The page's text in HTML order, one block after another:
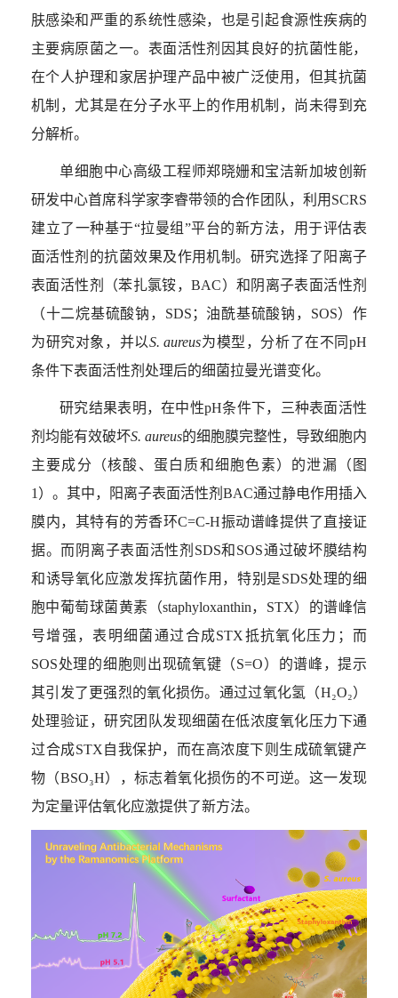
肤感染和严重的系统性感染，也是引起食源性疾病的
主要病原菌之一。表面活性剂因其良好的抗菌性能，
在个人护理和家居护理产品中被广泛使用，但其抗菌
机制，尤其是在分子水平上的作用机制，尚未得到充
分解析。
单细胞中心高级工程师郑晓姗和宝洁新加坡创新
研发中心首席科学家李睿带领的合作团队，利用 SCRS
建立了一种基于“拉曼组”平台的新方法，用于评估表
面活性剂的抗菌效果及作用机制。研究选择了阳离子
表面活性剂（苯扎氯铵，BAC）和阴离子表面活性剂
（十二烷基硫酸钠， SDS ；油酰基硫酸钠， SOS）作
为研究对象，并以S. aureus为模型，分析了在不同pH
条件下表面活性剂处理后的细菌拉曼光谱变化。
研究结果表明，在中性pH条件下，三种表面活性
剂均能有效破坏S. aureus的细胞膜完整性，导致细胞内
主要成分（核酸、蛋白质和细胞色素）的泄漏（图
1 ）。其中，阳离子表面活性剂 BAC通过静电作用插入
膜内，其特有的芳香环C=C-H振动谱峰提供了直接证
据。而阴离子表面活性剂 SDS和 SOS通过破坏膜结构
和诱导氧化应激发挥抗菌作用，特别是SDS处理的细
胞中葡萄球菌黄素（staphyloxanthin， STX）的谱峰信
号增强，表明细菌通过合成STX抵抗氧化压力；而
SOS处理的细胞则出现硫氧键（S=O）的谱峰，提示
其引发了更强烈的氧化损伤。通过过氧化氢（H₂O₂）
处理验证，研究团队发现细菌在低浓度氧化压力下通
过合成STX自我保护，而在高浓度下则生成硫氧键产
物（BSO₃H），标志着氧化损伤的不可逆。这一发现
为定量评估氧化应激提供了新方法。